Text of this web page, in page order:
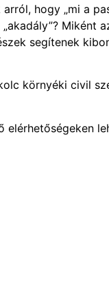
hogy „mi a
Miként
segítenek
környéki civil